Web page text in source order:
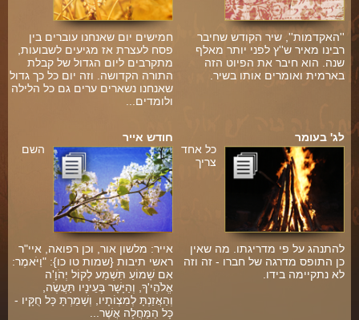
חמישים יום שאנחנו עוברים בין
פסח לעצרת אז מגיעים לשבועות,
מתקרבים ליום הגדול של קבלת
התורה הקדושה. וזה יום כל כך גדול
שאנחנו נשארים ערים גם כל הלילה
ולומדים...
''האקדמות'', שיר הקודש שחיבר
רבינו מאיר ש''ץ לפני יותר מאלף
שנה. הוא חיבר את הפיוט הזה
בארמית ואומרים אותו בשיר.
חודש אייר
השם
אייר: מלשון אור, וכן רפואה, איי"ר
ראשי תיבות {שמות טו כו}: "וַיֹּאמֶר:
אִם שָׁמוֹעַ תִּשְׁמַע לְקוֹל יְהֹוָ'ה
אֱלֹהֶי'ךָ, וְהַיָּשָׁר בְּעֵינָיו תַּעֲשֶׂה,
וְהַאֲזַנְתָּ לְמִצְוֹתָיו, וְשָׁמַרְתָּ כָּל חֻקָּיו -
כָּל הַמַּחֲלָה אֲשֶׁר...
לג' בעומר
כל אחד
צריך
להתנהג על פי מדריגתו. מה שאין
כן התופס מדרגה של חברו - זה וזה
לא נתקיימה בידו.